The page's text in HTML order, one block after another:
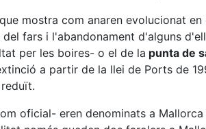
mostra com anaren evolucionat
fars i l'abandonament d'alguns
per les boires- o el de la punta de
a partir de la llei de Ports de
oficial- eren denominats a